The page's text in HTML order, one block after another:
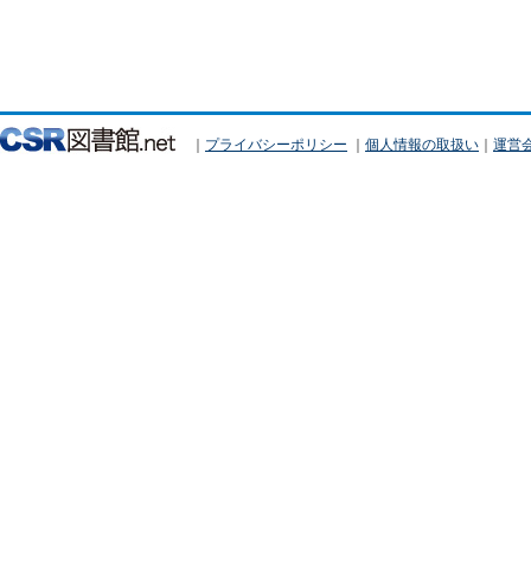
｜ プライバシーポリシー ｜ 個人情報の取扱い ｜ 運営